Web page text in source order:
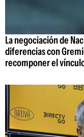
La negociación de
diferencias con
recomponer el